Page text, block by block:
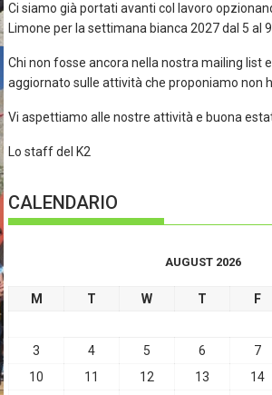
Ci siamo già portati avanti col lavoro
Limone per la settimana bianca 2027 dal 5 al
Chi non fosse ancora nella nostra mailing list
aggiornato sulle attività che proponiamo non
Vi aspettiamo alle nostre attività e buona
Lo staff del K2
CALENDARIO
AUGUST 2026
M T W T F
3
4 5 6 7
10
11 12 13 14